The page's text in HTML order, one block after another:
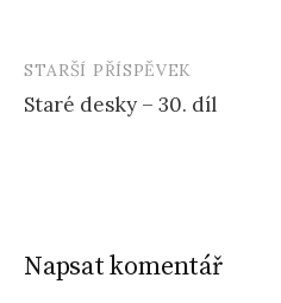
Navigace
příspěvku
STARŠÍ PŘÍSPĚVEK
Staré desky – 30. díl
Napsat komentář